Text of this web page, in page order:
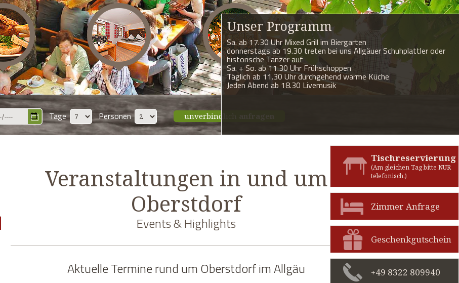
Tage Personen unverbindlich
Unser Programm
Sa. ab 17.30 Uhr Mixed Grill im Biergarten
donnerstags ab 19.30 treten bei uns Allgäuer Schuhplattler oder
historische Tänzer auf
Sa. + So. ab 11.30 Uhr Frühschoppen
Täglich ab 11.30 Uhr durchgehend warme Küche
Jeden Abend ab 18.30 Livemusik
Tischreservierung
(Am gleichen Tag bitte NUR
telefonisch.)
Zimmer Anfrage
Geschenkgutschein
+49 8322 809940
Veranstaltungen in und um
Oberstdorf
Events & Highlights
Aktuelle Termine rund um Oberstdorf im Allgäu